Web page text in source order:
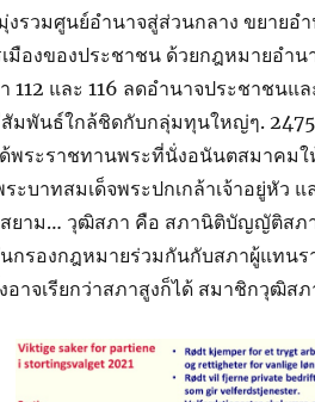
งรวมศูนย์อำนาจสู่ส่วนกลาง ขยายอ
มืองของประชาชน ด้วยกฎหมายอำน
112 และ 116 ลดอำนาจประชาชนแ
มพันธ์ใกล้ชิดกับกลุ่มทุนใหญ่ๆ.
ด้พระราชทานพระที่นั่งอนันตสมาคม
ะบาทสมเด็จพระปกเกล้าเจ้าอยู่หัว
ยาม… วุฒิสภา คือ สภานิติบัญญัติสภ
กรองกฎหมายร่วมกันกับสภาผู้แทน
อาจเรียกว่าสภาสูงก็ได้ สมาชิกวุฒิสภ